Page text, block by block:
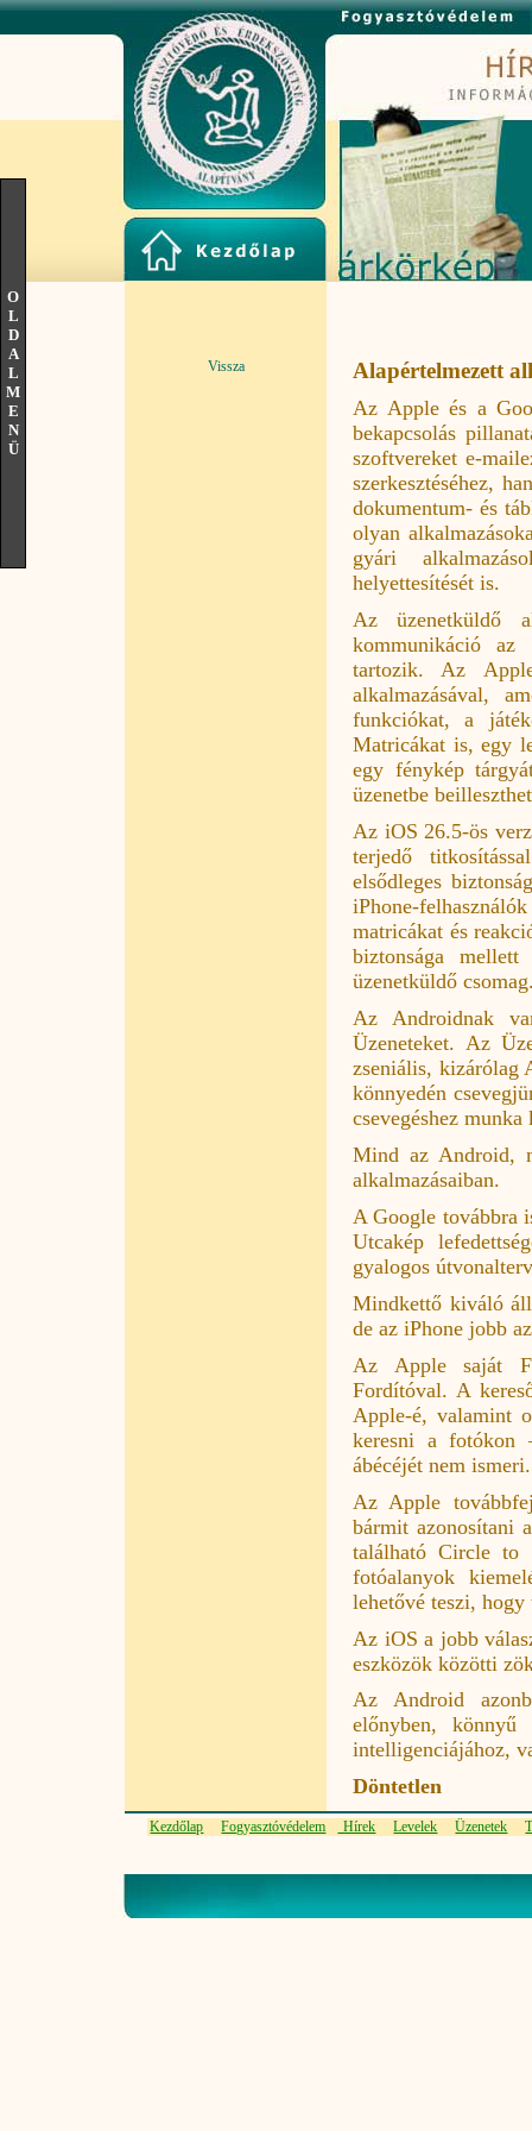
O
L
D
A
L
M
E
N
Ü
Vissza Alapértelmezett
Az Apple és a
bekapcsolás
szoftvereket e-
szerkesztéséhez,
dokumentum- és
olyan
gyári
helyettesítését is.
Az üzenetküldő
kommunikáció az
tartozik. Az
alkalmazásával,
funkciókat, a
Matricákat is, egy
egy fénykép
üzenetbe
Az iOS 26.5-ös
terjedő
elsődleges
iPhone-
matricákat és
biztonsága
üzenetküldő
Az Androidnak
Üzeneteket. Az
zseniális, kizárólag
könnyedén
csevegéshez munka
Mind az Android,
alkalmazásaiban.
A Google továbbra
Utcakép
gyalogos
Mindkettő kiváló
de az iPhone jobb
Az Apple saját
Fordítóval. A
Apple-é, valamint
keresni a fotókon
ábécéjét nem ismeri.
Az Apple
bármit azonosítani
található Circle to
fotóalanyok
lehetővé teszi,
Az iOS a jobb
eszközök közötti
Az Android
előnyben, könnyű
intelligenciájához,
Döntetlen
Kezdőlap Fogyasztóvédelem Hírek Levelek Üzenetek